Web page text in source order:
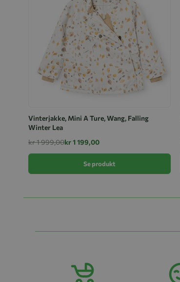
Vinterjakke, Mini A Ture, Wang, Falling
Winter Lea
kr 1 999,00kr 1 199,00
Se produkt